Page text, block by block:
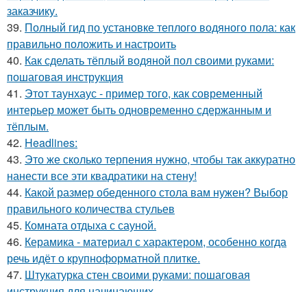
заказчику.
39. Полный гид по установке теплого водяного пола: как
правильно положить и настроить
40. Как сделать тёплый водяной пол своими руками:
пошаговая инструкция
41. Этот таунхаус - пример того, как современный
интерьер может быть одновременно сдержанным и
тёплым.
42. Headlines:
43. Это же сколько терпения нужно, чтобы так аккуратно
нанести все эти квадратики на стену!
44. Какой размер обеденного стола вам нужен? Выбор
правильного количества стульев
45. Комната отдыха с сауной.
46. Керамика - материал с характером, особенно когда
речь идёт о крупноформатной плитке.
47. Штукатурка стен своими руками: пошаговая